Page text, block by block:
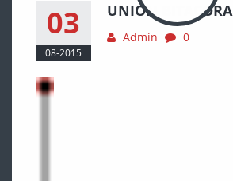
03
08-2015
UNION BITACORA
Admin 0